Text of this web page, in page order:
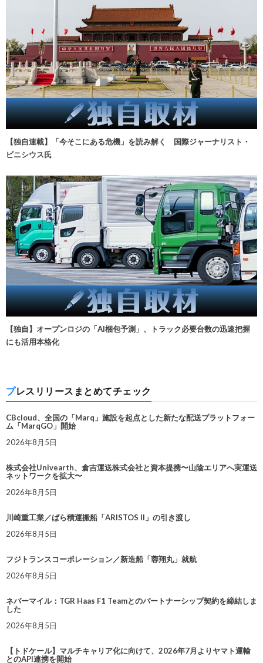
【独自連載】「今そこにある危機」を読み解く 国際ジャーナリスト・
ビニシウス氏
【独自】オープンロジの「AI梱包予測」、トラック必要台数の迅速把握
にも活用本格化
プレスリリースまとめてチェック
CBcloud、全国の「Marq」施設を起点とした新たな配送プラットフォー
ム「MarqGO」開始
2026年8月5日
株式会社Univearth、倉吉運送株式会社と資本提携〜山陰エリアへ実運送
ネットワークを拡大〜
2026年8月5日
川崎重工業／ばら積運搬船「ARISTOS II」の引き渡し
2026年8月5日
フジトランスコーポレーション／新造船「蓉翔丸」就航
2026年8月5日
ネバーマイル：TGR Haas F1 Teamとのパートナーシップ契約を締結しま
した
2026年8月5日
【トドケール】マルチキャリア化に向けて、2026年7月よりヤマト運輸
とのAPI連携を開始